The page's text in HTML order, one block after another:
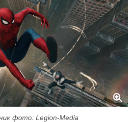
фото: Legion-Media